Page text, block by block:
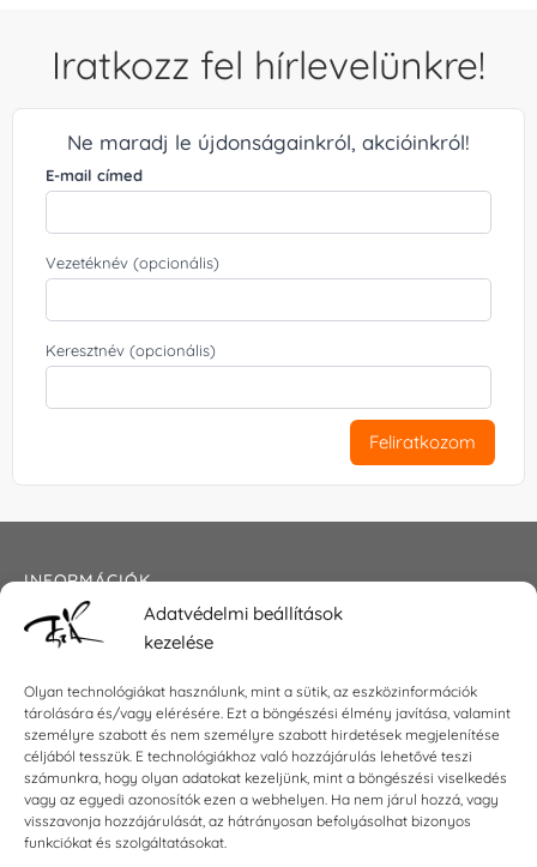
Adatvédelmi beállítások
kezelése
Olyan technológiákat használunk, mint a sütik, az eszközinformációk
tárolására és/vagy elérésére. Ezt a böngészési élmény javítása, valamint
személyre szabott és nem személyre szabott hirdetések megjelenítése
céljából tesszük. E technológiákhoz való hozzájárulás lehetővé teszi
számunkra, hogy olyan adatokat kezeljünk, mint a böngészési viselkedés
vagy az egyedi azonosítók ezen a webhelyen. Ha nem járul hozzá, vagy
visszavonja hozzájárulását, az hátrányosan befolyásolhat bizonyos
funkciókat és szolgáltatásokat.
Iratkozz fel hírlevelünkre!
Ne maradj le újdonságainkról, akcióinkról!
E-mail címed
Vezetéknév (opcionális)
Keresztnév (opcionális)
Feliratkozom
INFORMÁCIÓK
Általános szerződési feltételek
Impresszum
KAPCSOLAT
E-mail:shop@torokszilvi.com
Telefon: +36 30 6767872